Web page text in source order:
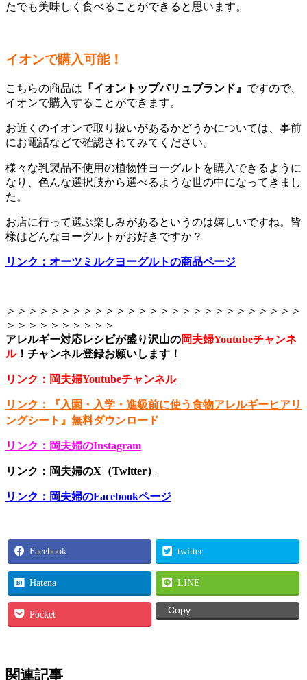
たでも美味しく食べることができると思います。
イオンで購入可能！
こちらの商品は 『イオントップバリュブランド』 ですので、
イオンで購入することができます。
お近くのイオンで取り扱いがあるかどうかについては、事前
にお電話などで確認されてみてください。
様々な乳製品不使用の植物性ヨーグルトを購入できるように
なり、色んな選択肢から選べるような世の中になってきまし
た。
お店に行って選ぶ楽しみがあるというのは嬉しいですね。皆
様はどんなヨーグルトがお好きですか？
リンク：オーツミルクヨーグルトの商品ページ
＞＞＞＞＞＞＞＞＞＞＞＞＞＞＞＞＞＞＞＞＞＞＞＞＞＞＞
＞＞＞＞＞＞＞＞＞＞
アレルギー対応レシピが盛り沢山の岡夫婦Youtubeチャンネ
ル！ チャンネル登録お願いします！
リンク：岡夫婦Youtubeチャンネル
リンク：『入園・入学・進級前に使う食物アレルギーヒアリ
ングシート』無料ダウンロード
リンク：岡夫婦のInstagram
リンク：岡夫婦のX（Twitter）
リンク：岡夫婦のFacebookページ
Facebook twitter
Hatena LINE
Pocket Copy
関連記事